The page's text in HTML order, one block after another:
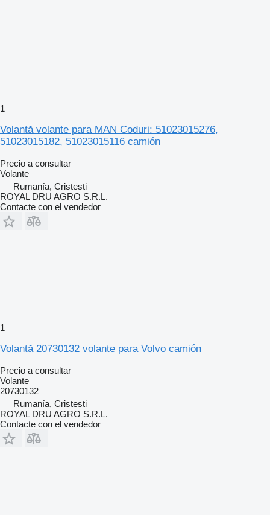
1
Volantă volante para MAN Coduri: 51023015276,
51023015182, 51023015116 camión
Precio a consultar
Volante
Rumanía, Cristesti
ROYAL DRU AGRO S.R.L.
Contacte con el vendedor
1
Volantă 20730132 volante para Volvo camión
Precio a consultar
Volante
20730132
Rumanía, Cristesti
ROYAL DRU AGRO S.R.L.
Contacte con el vendedor